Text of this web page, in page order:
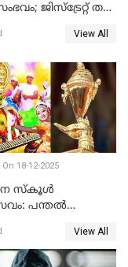
ജിസ്‌ട്രേറ്റ് തല
View All
18-12-2025
സ്കൂൾ
പന്തൽ
View All